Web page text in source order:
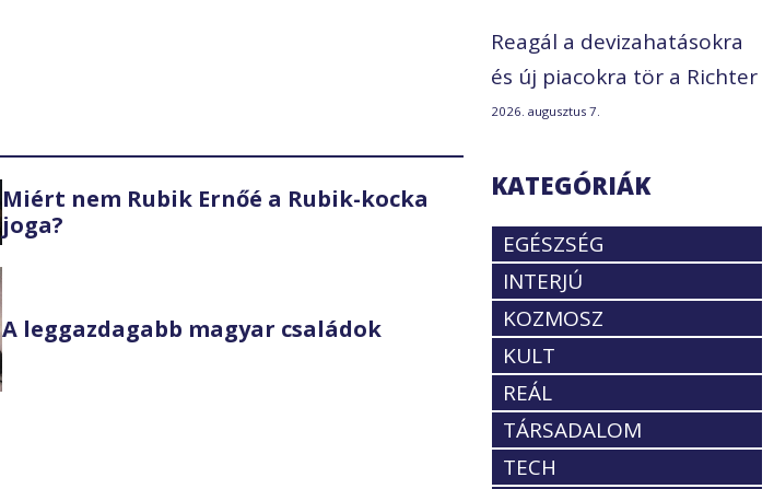
Miért nem Rubik Ernőé a Rubik-kocka
joga?
A leggazdagabb magyar családok
Reagál a devizahatásokra
és új piacokra tör a Richter
2026. augusztus 7.
KATEGÓRIÁK
EGÉSZSÉG
INTERJÚ
KOZMOSZ
KULT
REÁL
TÁRSADALOM
TECH